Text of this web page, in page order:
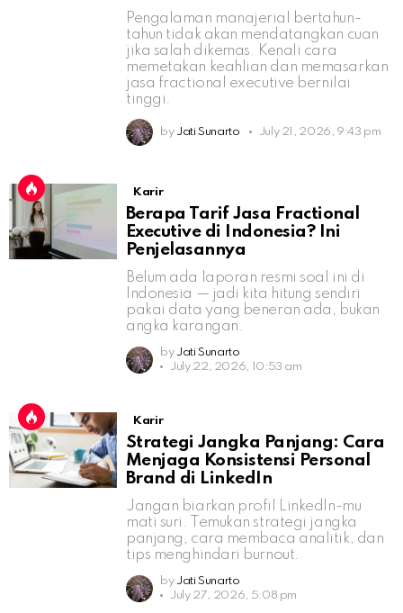
Pengalaman manajerial bertahun-
tahun tidak akan mendatangkan cuan
jika salah dikemas. Kenali cara
memetakan keahlian dan memasarkan
jasa fractional executive bernilai
tinggi.
by Jati Sunarto July 21, 2026, 9:43 pm
Karir
Berapa Tarif Jasa Fractional
Executive di Indonesia? Ini
Penjelasannya
Belum ada laporan resmi soal ini di
Indonesia — jadi kita hitung sendiri
pakai data yang beneran ada, bukan
angka karangan.
by Jati Sunarto
July 22, 2026, 10:53 am
Karir
Strategi Jangka Panjang: Cara
Menjaga Konsistensi Personal
Brand di LinkedIn
Jangan biarkan profil LinkedIn-mu
mati suri. Temukan strategi jangka
panjang, cara membaca analitik, dan
tips menghindari burnout.
by Jati Sunarto
July 27, 2026, 5:08 pm